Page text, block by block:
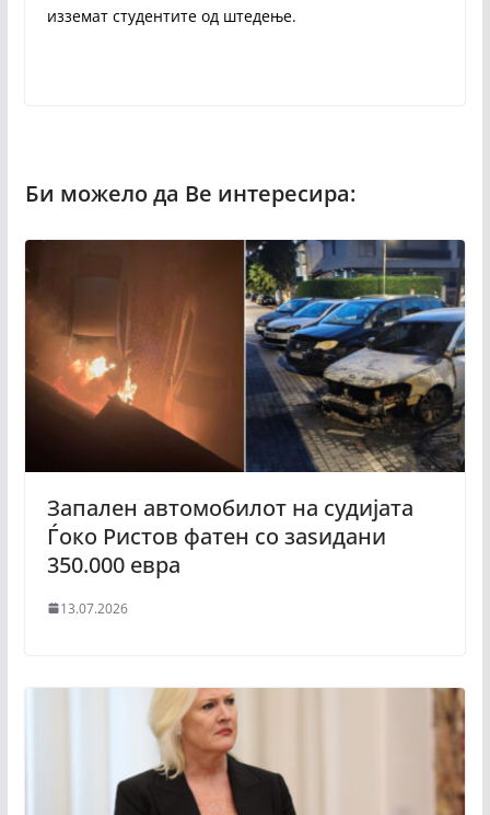
изземат студентите од штедење.
Запален автомобилот на судијата
Ѓоко Ристов фатен со заѕидани
350.000 евра
13.07.2026